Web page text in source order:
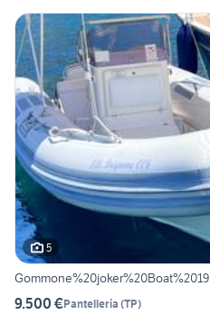
5
Gommone%20joker%20Boat%2019
9.500 €Pantelleria (TP)